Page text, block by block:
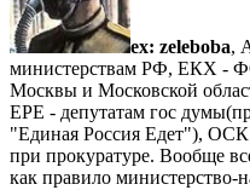
ex: zeleboba,
министерствам РФ, ЕКХ -
Москвы и Московской
ЕРЕ - депутатам гос
"Единая Россия Едет"), ОСК
при прокуратуре. Вообще
как правило министерство-